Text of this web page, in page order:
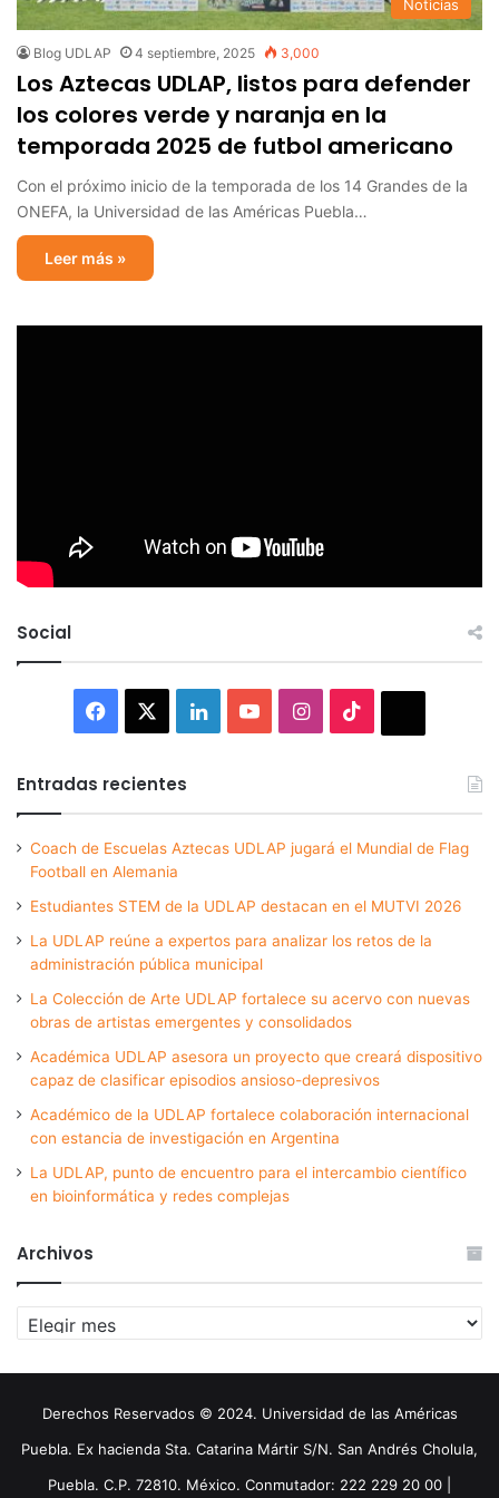
Noticias
Blog UDLAP 4 septiembre, 2025 3,000
Los Aztecas UDLAP, listos para defender
los colores verde y naranja en la
temporada 2025 de futbol americano
Con el próximo inicio de la temporada de los 14 Grandes de la
ONEFA, la Universidad de las Américas Puebla…
Leer más »
Social
Facebook LinkedInYouTubeInstagram
Entradas recientes
Coach de Escuelas Aztecas UDLAP jugará el Mundial de Flag
Football en Alemania
Estudiantes STEM de la UDLAP destacan en el MUTVI 2026
La UDLAP reúne a expertos para analizar los retos de la
administración pública municipal
La Colección de Arte UDLAP fortalece su acervo con nuevas
obras de artistas emergentes y consolidados
Académica UDLAP asesora un proyecto que creará dispositivo
capaz de clasificar episodios ansioso-depresivos
Académico de la UDLAP fortalece colaboración internacional
con estancia de investigación en Argentina
La UDLAP, punto de encuentro para el intercambio científico
en bioinformática y redes complejas
Archivos
Archivos
Derechos Reservados © 2024. Universidad de las Américas
Puebla. Ex hacienda Sta. Catarina Mártir S/N. San Andrés Cholula,
Puebla. C.P. 72810. México. Conmutador: 222 229 20 00 |